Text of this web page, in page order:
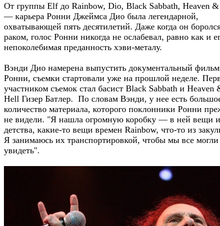
От группы Elf до Rainbow, Dio, Black Sabbath, Heaven
— карьера Ронни Джеймса Дио была легендарной,
охватывающей пять десятилетий. Даже когда он
раком, голос Ронни никогда не ослабевал, равно как и
непоколебимая преданность хэви-металу.
Вэнди Дио намерена выпустить документальный
Ронни, съемки стартовали уже на прошлой неделе.
участником съемок стал басист Black Sabbath и Heaven
Hell Гизер Батлер. По словам Вэнди, у нее есть
количество материала, которого поклонники Ронни
не видели. "Я нашла огромную коробку — в ней вещи
детства, какие-то вещи времен Rainbow, что-то из
Я занимаюсь их транспортировкой, чтобы мы все
увидеть".